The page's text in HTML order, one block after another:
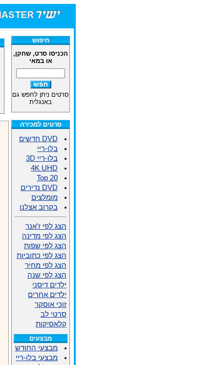
חיפוש
הכניסו סרט, שחקן,
או במאי
סרטים ניתן לחפש גם
באנגלית
סרטים למכירה
DVD חדשים
בלו-ריי
בלו-ריי 3D
4K UHD
Top 20
DVD נדירים
מומלצים
בקרוב אצלנו
הצג לפי ז'אנר
הצג לפי מדינה
הצג לפי שפות
הצג לפי כתוביות
הצג לפי מחיר
הצג לפי שנה
ילדים דיסני
ילדים אחרים
זוכי אוסקר
סרטי לב
קלאסיקות
מבצעים
מבצעי החודש
מבצעי בלו-ריי